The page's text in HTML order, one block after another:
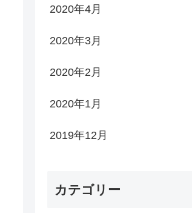
2020年4月
2020年3月
2020年2月
2020年1月
2019年12月
カテゴリー